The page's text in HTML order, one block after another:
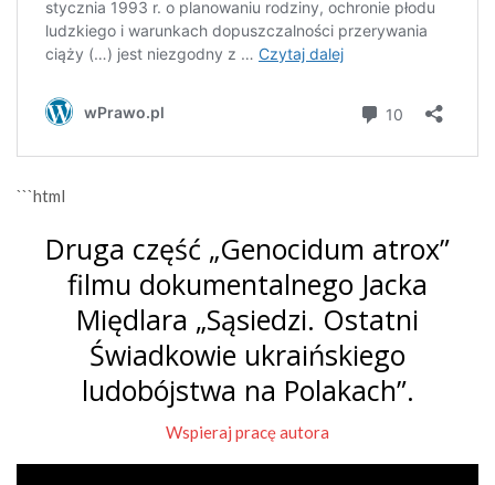
```html
Druga część „Genocidum atrox”
filmu dokumentalnego Jacka
Międlara „Sąsiedzi. Ostatni
Świadkowie ukraińskiego
ludobójstwa na Polakach”.
Wspieraj pracę autora